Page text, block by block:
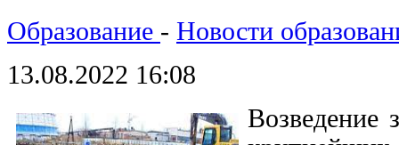
Образование - Новости
13.08.2022 16:08
Возведение